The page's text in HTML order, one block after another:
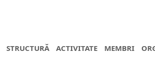
STRUCTURĂ ACTIVITATE MEMBRI